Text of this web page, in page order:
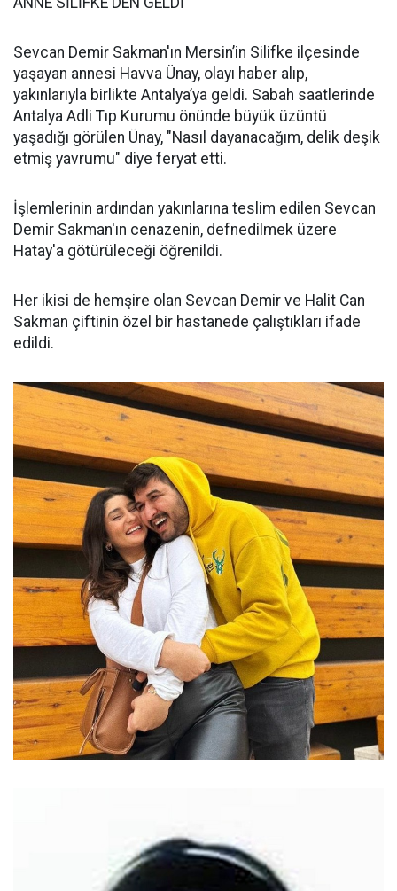
Sevcan Demir Sakman'ın Mersin’in Silifke ilçesinde
yaşayan annesi Havva Ünay, olayı haber alıp,
yakınlarıyla birlikte Antalya’ya geldi. Sabah saatlerinde
Antalya Adli Tıp Kurumu önünde büyük üzüntü
yaşadığı görülen Ünay, "Nasıl dayanacağım, delik deşik
etmiş yavrumu" diye feryat etti.
İşlemlerinin ardından yakınlarına teslim edilen Sevcan
Demir Sakman'ın cenazenin, defnedilmek üzere
Hatay'a götürüleceği öğrenildi.
Her ikisi de hemşire olan Sevcan Demir ve Halit Can
Sakman çiftinin özel bir hastanede çalıştıkları ifade
edildi.